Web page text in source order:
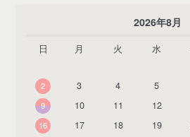
2026年8月
日 月 火 水
2
3 4 5
9
10 11 12
16
17 18 19